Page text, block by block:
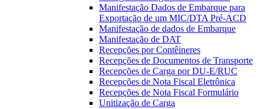
Manifestação Dados de Embarque para
Exportação de um MIC/DTA Pré-ACD
Manifestação de dados de Embarque
Manifestação de DAT
Recepções por Contêineres
Recepções de Documentos de Transporte
Recepções de Carga por DU-E/RUC
Recepções de Nota Fiscal Eletrônica
Recepções de Nota Fiscal Formulário
Unitização de Carga